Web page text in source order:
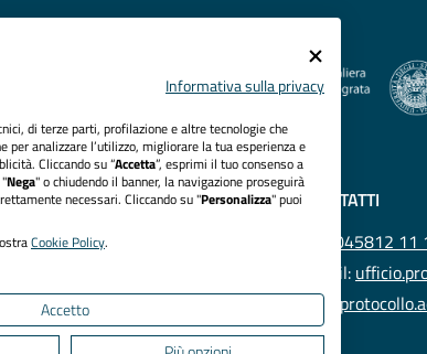
Universitaria Integrata Verona
CONTATTI
045812 11
Email:
Pec:
Informativa sulla privacy
di terze parti, profilazione e altre tecnologie che
per analizzare l’utilizzo, migliorare la tua esperienza e
Cliccando su “Accetta”, esprimi il tuo consenso a
Nega" o chiudendo il banner, la navigazione proseguirà
necessari. Cliccando su "Personalizza" puoi
Cookie Policy.
Accetto